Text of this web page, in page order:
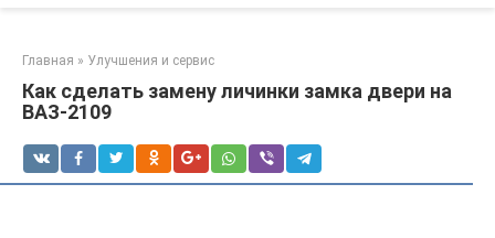
Главная » Улучшения и сервис
Как сделать замену личинки замка двери на
ВАЗ-2109